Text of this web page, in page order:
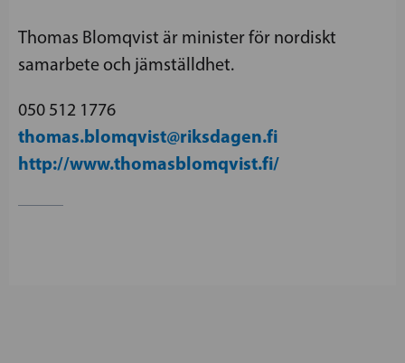
Thomas Blomqvist är minister för nordiskt
samarbete och jämställdhet.
050 512 1776
thomas.blomqvist@riksdagen.fi
http://www.thomasblomqvist.fi/